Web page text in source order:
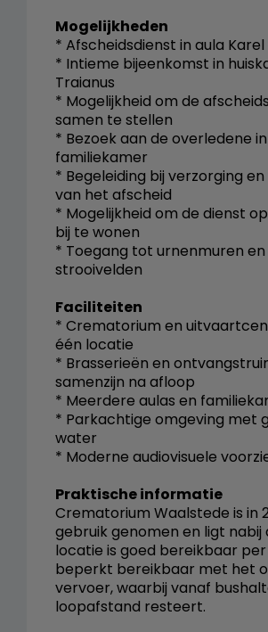
Mogelijkheden
* Afscheidsdienst in aula
* Intieme bijeenkomst in
Traianus
* Mogelijkheid om de
samen te stellen
* Bezoek aan de overledene
familiekamer
* Begeleiding bij verzorging en
van het afscheid
* Mogelijkheid om de dienst
bij te wonen
* Toegang tot urnenmuren en
strooivelden
Faciliteiten
* Crematorium en
één locatie
* Brasserieën en
samenzijn na afloop
* Meerdere aulas en
* Parkachtige omgeving met
water
* Moderne audiovisuele
Praktische informatie
Crematorium Waalstede is in
gebruik genomen en ligt nabij
locatie is goed bereikbaar
beperkt bereikbaar met het
vervoer, waarbij vanaf
loopafstand resteert.